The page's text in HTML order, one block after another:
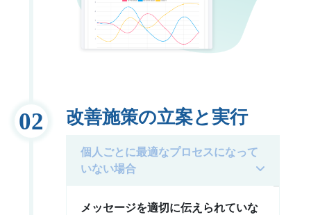
改善施策の立案と実行
個人ごとに最適なプロセスになって
いない場合
メッセージを適切に伝えられていな
02